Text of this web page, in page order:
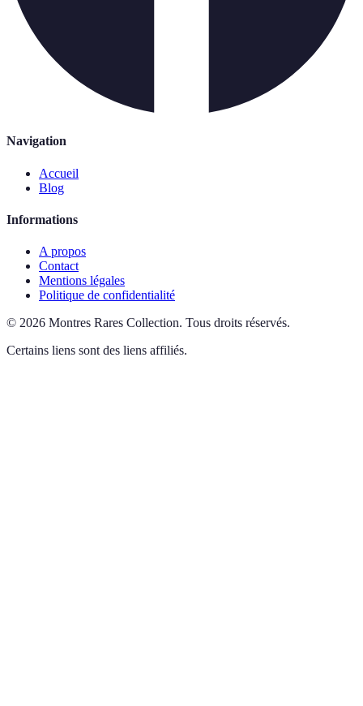
Navigation
Accueil
Blog
Informations
A propos
Contact
Mentions légales
Politique de confidentialité
© 2026 Montres Rares Collection. Tous droits réservés.
Certains liens sont des liens affiliés.